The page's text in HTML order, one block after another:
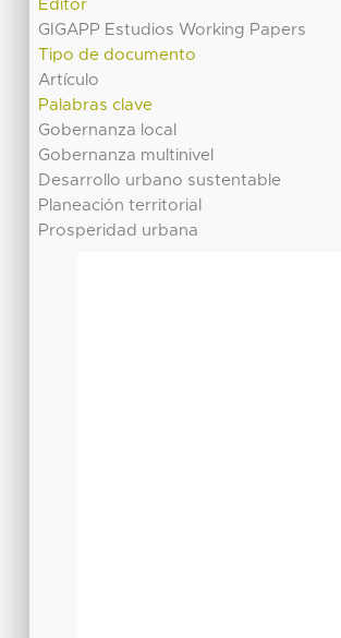
Editor
GIGAPP Estudios Working Papers
Tipo de documento
Artículo
Palabras clave
Gobernanza local
Gobernanza multinivel
Desarrollo urbano sustentable
Planeación territorial
Prosperidad urbana